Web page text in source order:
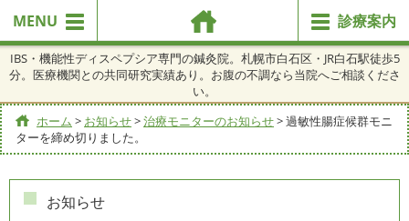
MENU 診療案内
IBS・機能性ディスペプシア専門の鍼灸院。札幌市白石区・JR白石駅徒歩5
分。医療機関との共同研究実績あり。お腹の不調なら当院へご相談くださ
い。
ホーム > お知らせ>治療モニターのお知らせ>過敏性腸症候群モニ
ターを締め切りました。
お知らせ